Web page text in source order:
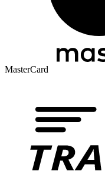
MasterCard